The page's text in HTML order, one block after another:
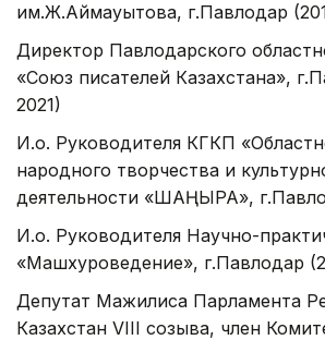
им.Ж.Аймауытова, г.Павлодар
Директор Павлодарского
«Союз писателей Казахстана»,
2021)
И.о. Руководителя КГКП
народного творчества и
деятельности «ШАҢЫРАҚ»,
И.о. Руководителя Научно-
«Машхуроведение», г.Павлодар
Депутат Мажилиса Парламента
Казахстан VIII созыва, член